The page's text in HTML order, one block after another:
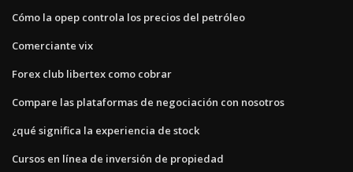
Cómo la opep controla los precios del petróleo
Comerciante vix
Forex club libertex como cobrar
Compare las plataformas de negociación con nosotros
¿qué significa la experiencia de stock
Cursos en línea de inversión de propiedad